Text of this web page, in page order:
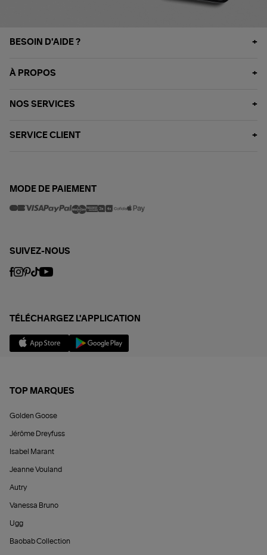
BESOIN D'AIDE ?
À PROPOS
NOS SERVICES
SERVICE CLIENT
MODE DE PAIEMENT
SUIVEZ-NOUS
TÉLÉCHARGEZ L'APPLICATION
TOP MARQUES
Golden Goose
Jérôme Dreyfuss
Isabel Marant
Jeanne Vouland
Autry
Vanessa Bruno
Ugg
Baobab Collection